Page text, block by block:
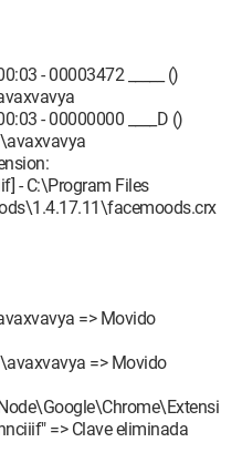
- 00003472 _____ ()
- 00000000 ____D ()
- C:\Program Files
=> Movido
=> Movido
=> Clave eliminada